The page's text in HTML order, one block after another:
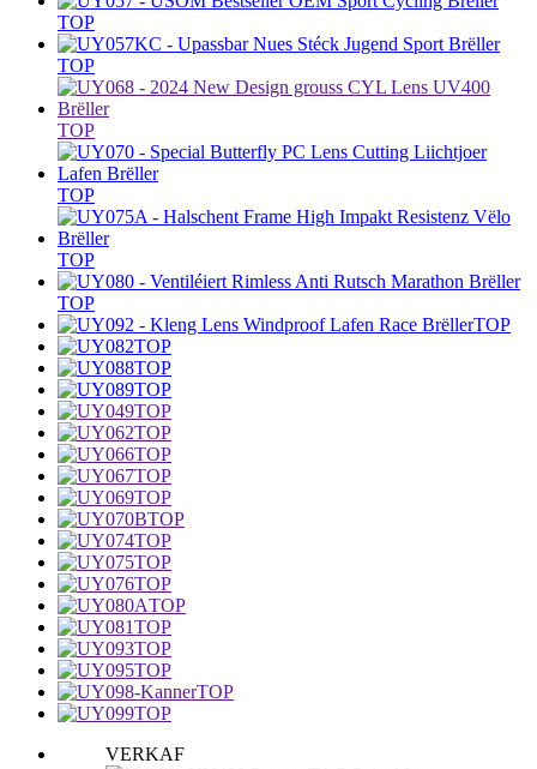
TOP
TOP
TOP
TOP
TOP
TOP
TOP
TOP
TOP
TOP
TOP
TOP
TOP
TOP
TOP
TOP
TOP
TOP
TOP
TOP
TOP
TOP
TOP
TOP
TOP
VERKAF